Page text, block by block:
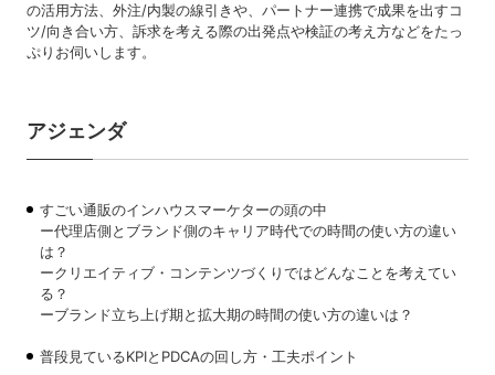
の活用方法、外注/内製の線引きや、パートナー連携で成果を出すコ
ツ/向き合い方、訴求を考える際の出発点や検証の考え方などをたっ
ぷりお伺いします。
アジェンダ
すごい通販のインハウスマーケターの頭の中
ー代理店側とブランド側のキャリア時代での時間の使い方の違い
は？
ークリエイティブ・コンテンツづくりではどんなことを考えてい
る？
ーブランド立ち上げ期と拡大期の時間の使い方の違いは？
普段見ているKPIとPDCAの回し方・工夫ポイント